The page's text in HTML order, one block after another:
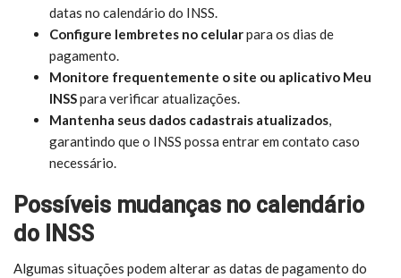
datas no calendário do INSS.
Configure lembretes no celularpara os dias de
pagamento.
Monitore frequentemente o site ou aplicativo Meu
INSSpara verificar atualizações.
Mantenha seus dados cadastrais atualizados,
garantindo que o INSS possa entrar em contato caso
necessário.
Possíveis mudanças no calendário
do INSS
Algumas situações podem alterar as datas de pagamento do